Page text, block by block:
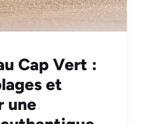
Cap Vert :
et
une